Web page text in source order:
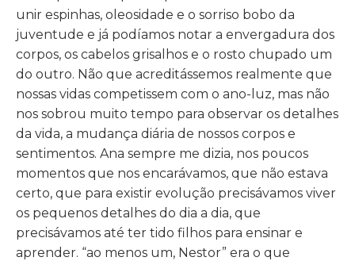
unir espinhas, oleosidade e o sorriso bobo da
juventude e já podíamos notar a envergadura dos
corpos, os cabelos grisalhos e o rosto chupado um
do outro. Não que acreditássemos realmente que
nossas vidas competissem com o ano-luz, mas não
nos sobrou muito tempo para observar os detalhes
da vida, a mudança diária de nossos corpos e
sentimentos. Ana sempre me dizia, nos poucos
momentos que nos encarávamos, que não estava
certo, que para existir evolução precisávamos viver
os pequenos detalhes do dia a dia, que
precisávamos até ter tido filhos para ensinar e
aprender. “ao menos um, Nestor” era o que